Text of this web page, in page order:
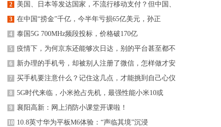
2 美国、日本等发达国家，不流行移动支付？但中国、
3 在中国“捞金”千亿，今半年亏损65亿美元，孙正
4 泰国5G 700MHz频段投标，价格破170亿
5 疫情下，为何京东还能够次日达，别的平台甚至都不
6 新办理的手机号，却被别人注册了微信，怎样做才安
7 买手机要注意什么？记住这几点，才能挑到自己心仪
8 5G时代来临，小米抢占先机，最强性能小米10或
9 襄阳高新：网上消防小课堂开课啦！
10 10.8英寸华为平板M6体验：“声临其境”沉浸